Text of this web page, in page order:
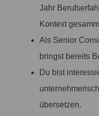
Jahr
Kontext
Als Senior
bringst bereits
Du bist
übersetzen.